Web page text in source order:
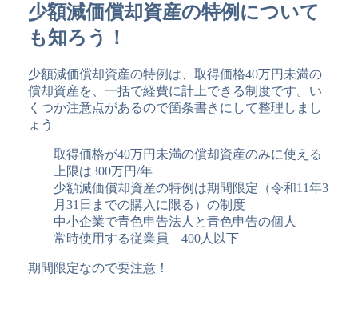
少額減価償却資産の特例について
も知ろう！
少額減価償却資産の特例は、取得価格40万円未満の
償却資産を、一括で経費に計上できる制度です。い
くつか注意点があるので箇条書きにして整理しまし
ょう
取得価格が40万円未満の償却資産のみに使える
上限は300万円/年
少額減価償却資産の特例は期間限定（令和11年3
月31日までの購入に限る）の制度
中小企業で青色申告法人と青色申告の個人
常時使用する従業員 400人以下
期間限定なので要注意！